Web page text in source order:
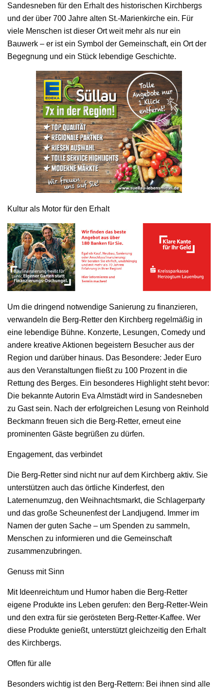
Sandesneben für den Erhalt des historischen Kirchbergs
und der über 700 Jahre alten St.-Marienkirche ein. Für
viele Menschen ist dieser Ort weit mehr als nur ein
Bauwerk – er ist ein Symbol der Gemeinschaft, ein Ort der
Begegnung und ein Stück lebendige Geschichte.
Kultur als Motor für den Erhalt
Um die dringend notwendige Sanierung zu finanzieren,
verwandeln die Berg-Retter den Kirchberg regelmäßig in
eine lebendige Bühne. Konzerte, Lesungen, Comedy und
andere kreative Aktionen begeistern Besucher aus der
Region und darüber hinaus. Das Besondere: Jeder Euro
aus den Veranstaltungen fließt zu 100 Prozent in die
Rettung des Berges. Ein besonderes Highlight steht bevor:
Die bekannte Autorin Eva Almstädt wird in Sandesneben
zu Gast sein. Nach der erfolgreichen Lesung von Reinhold
Beckmann freuen sich die Berg-Retter, erneut eine
prominenten Gäste begrüßen zu dürfen.
Engagement, das verbindet
Die Berg-Retter sind nicht nur auf dem Kirchberg aktiv. Sie
unterstützen auch das örtliche Kinderfest, den
Laternenumzug, den Weihnachtsmarkt, die Schlagerparty
und das große Scheunenfest der Landjugend. Immer im
Namen der guten Sache – um Spenden zu sammeln,
Menschen zu informieren und die Gemeinschaft
zusammenzubringen.
Genuss mit Sinn
Mit Ideenreichtum und Humor haben die Berg-Retter
eigene Produkte ins Leben gerufen: den Berg-Retter-Wein
und den extra für sie gerösteten Berg-Retter-Kaffee. Wer
diese Produkte genießt, unterstützt gleichzeitig den Erhalt
des Kirchbergs.
Offen für alle
Besonders wichtig ist den Berg-Rettern: Bei ihnen sind alle